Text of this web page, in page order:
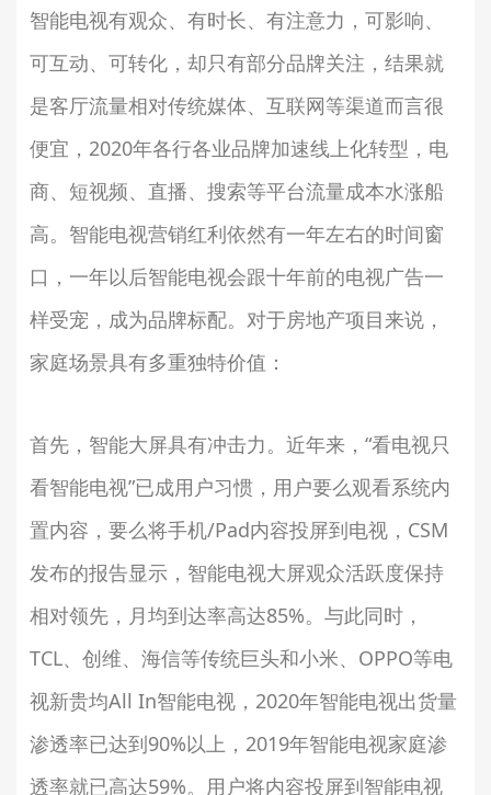
智能电视有观众、有时长、有注意力，可影响、
可互动、可转化，却只有部分品牌关注，结果就
是客厅流量相对传统媒体、互联网等渠道而言很
便宜，2020年各行各业品牌加速线上化转型，电
商、短视频、直播、搜索等平台流量成本水涨船
高。智能电视营销红利依然有一年左右的时间窗
口，一年以后智能电视会跟十年前的电视广告一
样受宠，成为品牌标配。对于房地产项目来说，
家庭场景具有多重独特价值：
首先，智能大屏具有冲击力。近年来，“看电视只
看智能电视”已成用户习惯，用户要么观看系统内
置内容，要么将手机/Pad内容投屏到电视，CSM
发布的报告显示，智能电视大屏观众活跃度保持
相对领先，月均到达率高达85%。与此同时，
TCL、创维、海信等传统巨头和小米、OPPO等电
视新贵均All In智能电视，2020年智能电视出货量
渗透率已达到90%以上，2019年智能电视家庭渗
透率就已高达59%。用户将内容投屏到智能电视